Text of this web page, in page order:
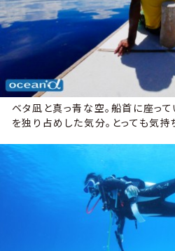
ベタ凪と真っ青な空。船首に座っ
を独り占めした気分。とっても気持